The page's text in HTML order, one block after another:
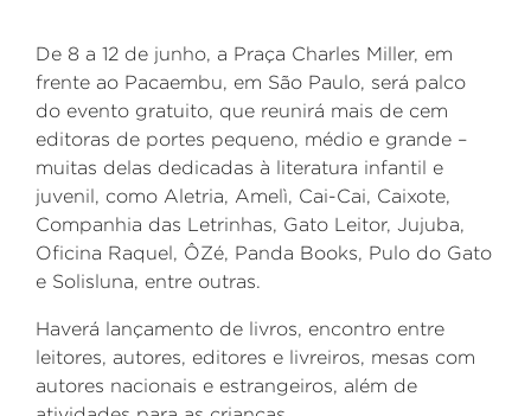
De 8 a 12 de junho, a Praça Charles Miller, em
frente ao Pacaembu, em São Paulo, será palco
do evento gratuito, que reunirá mais de cem
editoras de portes pequeno, médio e grande –
muitas delas dedicadas à literatura infantil e
juvenil, como Aletria, Amelì, Cai-Cai, Caixote,
Companhia das Letrinhas, Gato Leitor, Jujuba,
Oficina Raquel, ÔZé, Panda Books, Pulo do Gato
e Solisluna, entre outras.
Haverá lançamento de livros, encontro entre
leitores, autores, editores e livreiros, mesas com
autores nacionais e estrangeiros, além de